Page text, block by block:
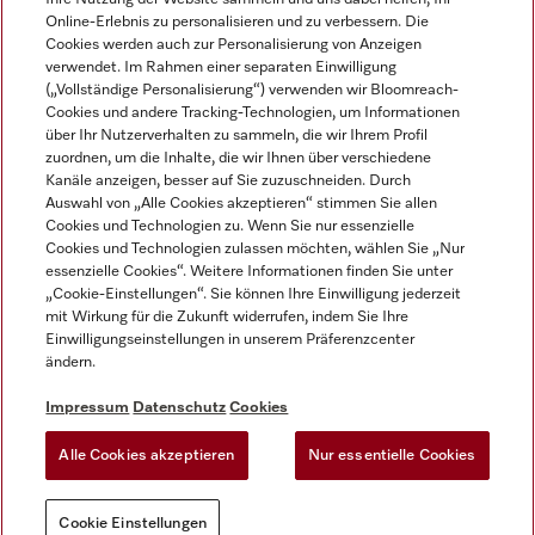
Impressum
AGB
Datenschutz
Nutzungsbedigungen
EU-Gesetzen über digitale Dienste
Miele auf Instagram
Miele auf Facebook
Miele auf Youtube
Online-Erlebnis zu personalisieren und zu verbessern. Die
Cookies werden auch zur Personalisierung von Anzeigen
verwendet. Im Rahmen einer separaten Einwilligung
(„Vollständige Personalisierung“) verwenden wir Bloomreach-
Cookies und andere Tracking-Technologien, um Informationen
über Ihr Nutzerverhalten zu sammeln, die wir Ihrem Profil
zuordnen, um die Inhalte, die wir Ihnen über verschiedene
Kanäle anzeigen, besser auf Sie zuzuschneiden. Durch
Auswahl von „Alle Cookies akzeptieren“ stimmen Sie allen
Cookies und Technologien zu. Wenn Sie nur essenzielle
Cookies und Technologien zulassen möchten, wählen Sie „Nur
essenzielle Cookies“. Weitere Informationen finden Sie unter
„Cookie-Einstellungen“. Sie können Ihre Einwilligung jederzeit
mit Wirkung für die Zukunft widerrufen, indem Sie Ihre
Einwilligungseinstellungen in unserem Präferenzcenter
ändern.
Impressum Datenschutz Cookies
Alle Cookies akzeptieren Nur essentielle Cookies
Cookie Einstellungen